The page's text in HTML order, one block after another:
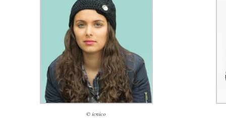
© icnico